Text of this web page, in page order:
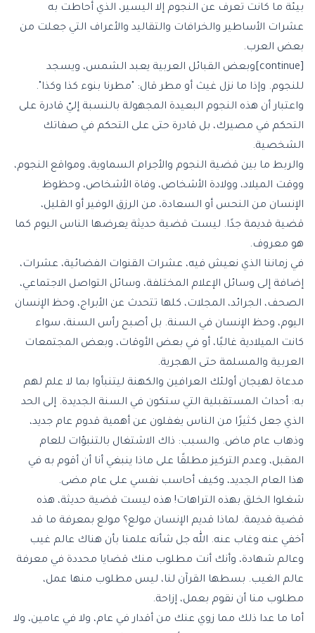
بيئة ما كانت تعرف عن النجوم إلا اليسير، الذي أحاطت به
عشرات الأساطير والخرافات والتقاليد والأعراف التي جعلت من
بعض العرب.
[continue]وبعض القبائل العربية يعبد الشمس، ويسجد
للنجوم. وإذا ما نزل غيث أو مطر قال: "مطرنا بنوء كذا وكذا".
واعتبار أن هذه النجوم البعيدة المجهولة بالنسبة إليّ قادرة على
التحكم في مصيرك، بل قادرة حتى على التحكم في صفاتك
الشخصية.
والربط ما بين قضية النجوم والأجرام السماوية، ومواقع النجوم،
ووقت الميلاد، وولادة الأشخاص، وفاة الأشخاص، وحظوظ
الإنسان من النحس أو السعادة، من الرزق الوفير أو القليل،
قضية قديمة جدًا. ليست قضية حديثة يعرضها الناس اليوم كما
هو معروف.
في زماننا الذي نعيش فيه، عشرات القنوات الفضائية، عشرات،
إضافة إلى وسائل الإعلام المختلفة، وسائل التواصل الاجتماعي،
الصحف، الجرائد، المجلات، كلها تتحدث عن الأبراج، وحظ الإنسان
اليوم، وحظ الإنسان في السنة. بل أصبح رأس السنة، سواء
كانت الميلادية غالبًا، أو في بعض الأوقات، وبعض المجتمعات
العربية والمسلمة حتى الهجرية.
مدعاة لهيجان أولئك العرافين والكهنة ليتنبأوا بما لا علم لهم
به: أحداث المستقبلية التي ستكون في السنة الجديدة. إلى الحد
الذي جعل كثيرًا من الناس يغفلون عن أهمية قدوم عام جديد،
وذهاب عام ماض. والسبب: ذاك الاشتغال بالتنبؤات للعام
المقبل، وعدم التركيز مطلقًا على ماذا ينبغي أنا أن أقوم به في
هذا العام الجديد، وكيف أحاسب نفسي على عام مضى.
شغلوا الخلق بهذه التراهات! هذه ليست قضية حديثة، هذه
قضية قديمة. لماذا قديم الإنسان مولع؟ مولع بمعرفة ما قد
أخفي عنه وغاب عنه. الله جل شأنه علمنا بأن هناك عالم غيب
وعالم شهادة، وأنك أنت مطلوب منك قضايا محددة في معرفة
عالم الغيب. بسطها القرآن لنا، ليس مطلوب منها عمل،
مطلوب منا أن نقوم بعمل، إزاحة.
أما ما عدا ذلك مما زوي عنك من أقدار في عام، ولا في عامين، ولا